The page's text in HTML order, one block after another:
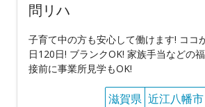
問リハ
子育て中の方も安心して働けます! ココ
日120日! ブランクOK! 家族手当などの
接前に事業所見学もOK!
滋賀県 近江八幡市